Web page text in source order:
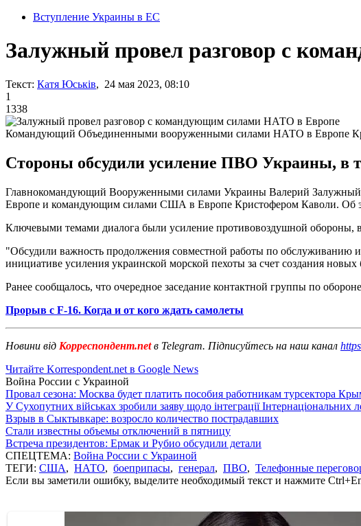
Вступление Украины в ЕС
Залужный провел разговор с
Текст: Катя Юськів, 24 мая 2023, 08:10
1
1338
Командующий Объединенными вооруженными силами НАТО в Европе
Стороны обсудили усиление ПВО Украины, в
Главнокомандующий Вооруженными силами Украины Валерий
Европе и командующим силами США в Европе Кристофером Каволи. Об
Ключевыми темами диалога были усиление противовоздушной обороны,
"Обсудили важность продолжения совместной работы по обслуживанию
инициативе усиления украинской морской пехоты за счет создания
Ранее сообщалось, что очередное заседание контактной группы по
Прорыв с F-16. Когда и от кого ждать самолеты
Новини від Корреспондент.netв Telegram. Підписуйтесь на наш канал
Читайте Korrespondent.net в Google News
Война России с Украиной
Провал сезона: Москва будет платить пособия работникам турсектора
У Сухопутних військах зробили заяву щодо інтеграції Інтернаціональних
Взрыв в Сыктывкаре: возросло количество пострадавших
Стали известны объемы отключений в пятницу
Встреча президентов: Ермак и Рубио обсудили детали
СПЕЦТЕМА: Война России с Украиной
ТЕГИ: США, НАТО, боеприпасы, генерал, ПВО, Телефонные
Если вы заметили ошибку, выделите необходимый текст и нажмите